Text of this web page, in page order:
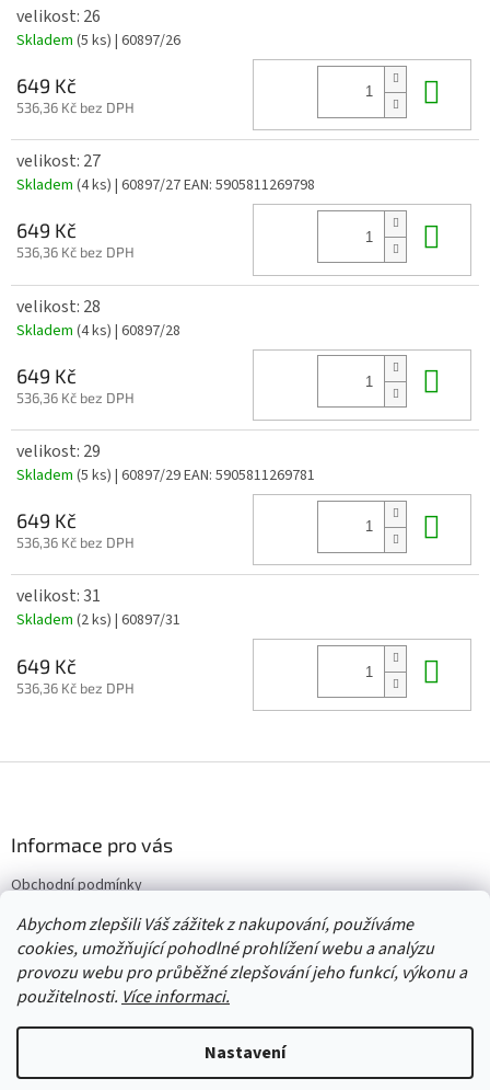
Abychom zlepšili Váš zážitek z nakupování, používáme
cookies, umožňující pohodlné prohlížení webu a analýzu
provozu webu pro průběžné zlepšování jeho funkcí, výkonu a
použitelnosti. Více informaci.
Nastavení
velikost: 26
Skladem (5 ks) | 60897/26
649 Kč
536,36 Kč bez DPH
velikost: 27
Skladem (4 ks) | 60897/27EAN: 5905811269798
649 Kč
536,36 Kč bez DPH
velikost: 28
Skladem (4 ks) | 60897/28
649 Kč
536,36 Kč bez DPH
velikost: 29
Skladem (5 ks) | 60897/29EAN: 5905811269781
649 Kč
536,36 Kč bez DPH
velikost: 31
Skladem (2 ks) | 60897/31
649 Kč
536,36 Kč bez DPH
í
Informace pro vás
Obchodní podmínky
Vrácení/výměna/reklamace
Velkoobchod